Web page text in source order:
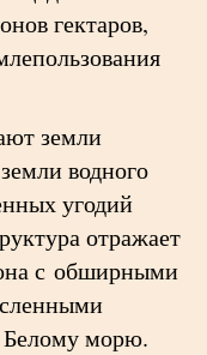
гектаров,
земли
водного
угодий
отражает
с обширными
морю.